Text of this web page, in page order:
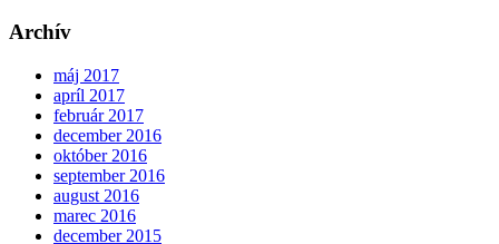
Archív
máj 2017
apríl 2017
február 2017
december 2016
október 2016
september 2016
august 2016
marec 2016
december 2015